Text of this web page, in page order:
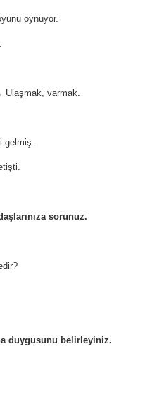
oynuyor.
Ulaşmak, varmak.
gelmiş.
sorunuz.
duygusunu belirleyiniz.